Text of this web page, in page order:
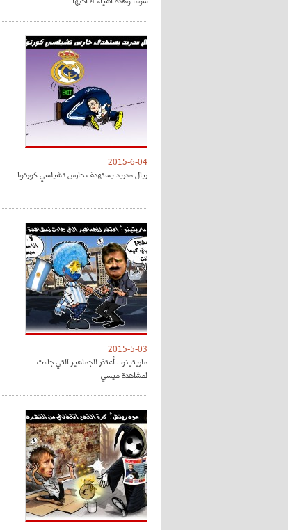
2015-6-04
ريال مدريد يستهدف حارس تشيلسي كورتوا
2015-5-03
ماريتينو : أعتذر للجماهير التي جاءت
لمشاهدة ميسي